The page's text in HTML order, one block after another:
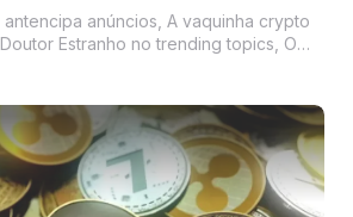
anúncios, A vaquinha crypto
Estranho no trending topics, O